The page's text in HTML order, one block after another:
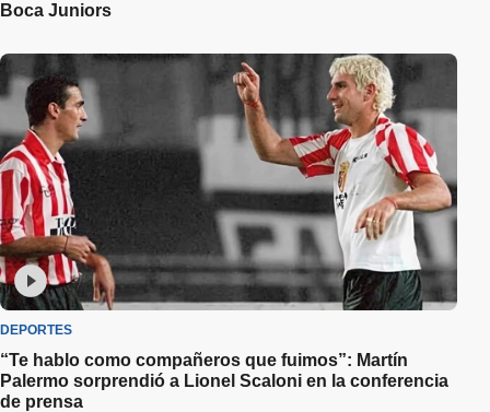
Boca Juniors
DEPORTES
“Te hablo como compañeros que fuimos”: Martín
Palermo sorprendió a Lionel Scaloni en la conferencia
de prensa